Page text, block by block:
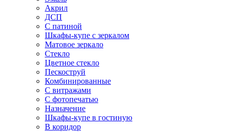
Акрил
ДСП
С патиной
Шкафы-купе с зеркалом
Матовое зеркало
Стекло
Цветное стекло
Пескоструй
Комбинированные
С витражами
С фотопечатью
Назначение
Шкафы-купе в гостиную
В коридор